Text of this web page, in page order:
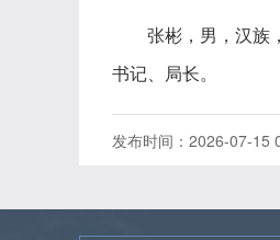
张彬，男，汉族
书记、局长。
发布时间：2026-07-15